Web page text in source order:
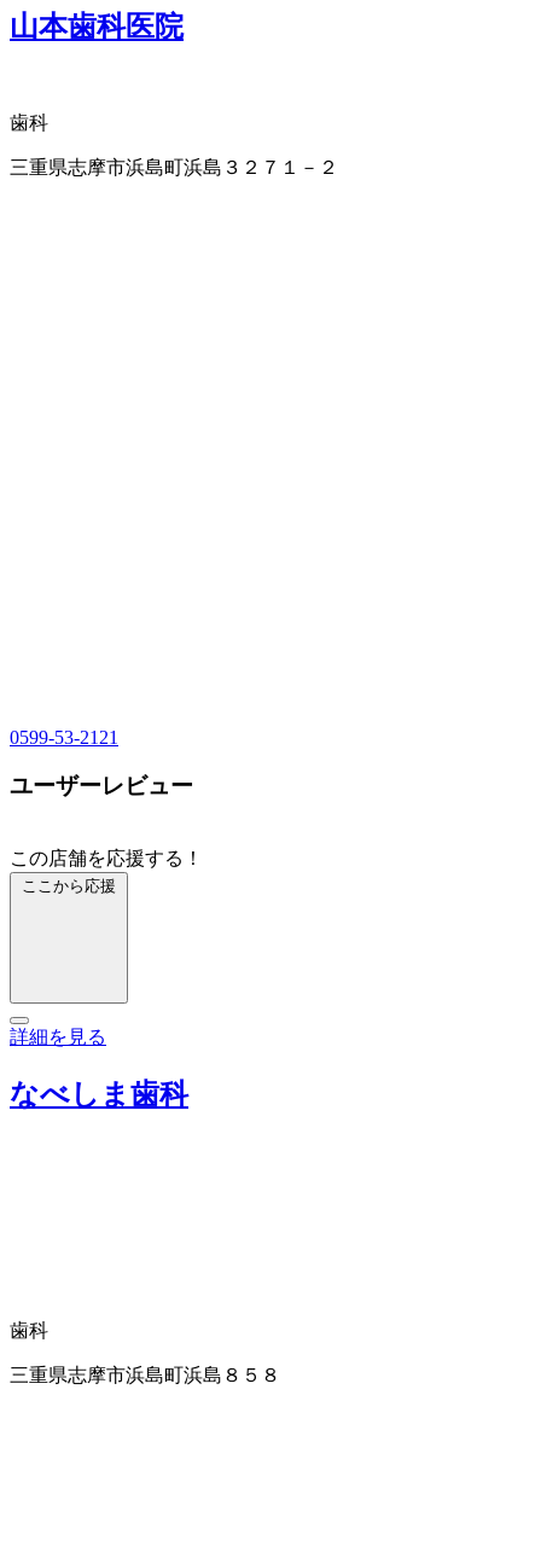
山本歯科医院
歯科
三重県志摩市浜島町浜島３２７１－２
0599-53-2121
ユーザーレビュー
この店舗を応援する！
ここから応援
詳細を見る
なべしま歯科
歯科
三重県志摩市浜島町浜島８５８